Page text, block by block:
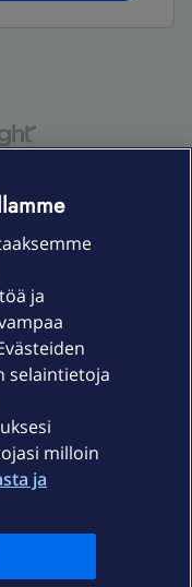
ja
selaintietoja
milloin
ja